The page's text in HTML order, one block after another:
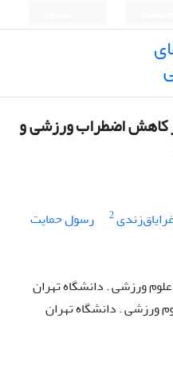
کاهش اضطراب ورزشی و
2
رسول حمایت
ورزشی . دانشگاه تهران
ورزشی . دانشگاه تهران